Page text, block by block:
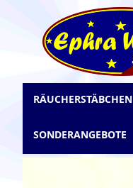
Inhalt
springen
RÄUCHERSTÄBCHEN
SONDERANGEBOTE